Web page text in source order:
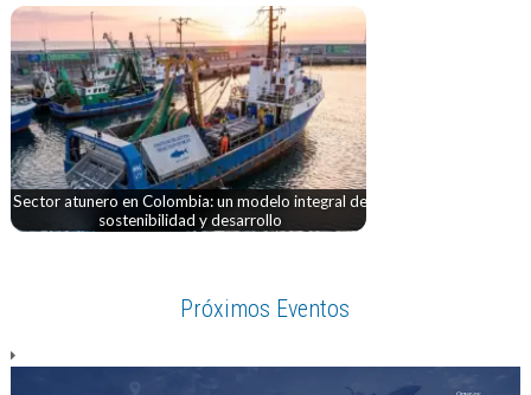
Sector atunero en Colombia: un modelo integral de
sostenibilidad y desarrollo
Próximos Eventos